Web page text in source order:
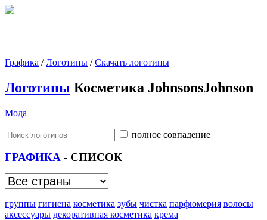
Графика /Логотипы /Скачать логотипы
Логотипы Косметика JohnsonsJohnson
Мода
полное совпадение
ГРАФИКА - СПИСОК
группы гигиена косметика зубы чистка парфюмерия волосы
аксессуары декоративная косметика крема